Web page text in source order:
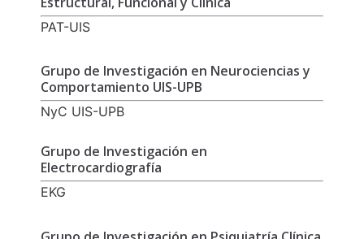
PAT-UIS
Grupo de Investigación en Neurociencias y
Comportamiento UIS-UPB
NyC UIS-UPB
Grupo de Investigación en
Electrocardiografía
EKG